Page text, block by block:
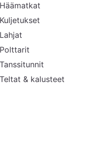
Häämatkat
Kuljetukset
Lahjat
Polttarit
Tanssitunnit
Teltat & kalusteet